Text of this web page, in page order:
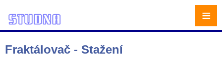
Fraktálovač - Stažení
≡